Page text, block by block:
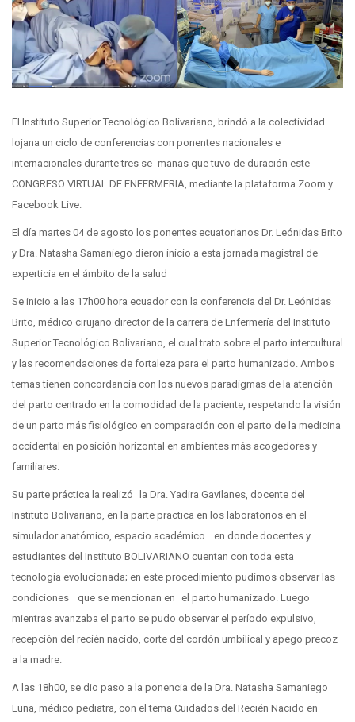
El Instituto Superior Tecnológico Bolivariano, brindó a la colectividad
lojana un ciclo de conferencias con ponentes nacionales e
internacionales durante tres se- manas que tuvo de duración este
CONGRESO VIRTUAL DE ENFERMERIA, mediante la plataforma Zoom y
Facebook Live.
El día martes 04 de agosto los ponentes ecuatorianos Dr. Leónidas Brito
y Dra. Natasha Samaniego dieron inicio a esta jornada magistral de
experticia en el ámbito de la salud
Se inicio a las 17h00 hora ecuador con la conferencia del Dr. Leónidas
Brito, médico cirujano director de la carrera de Enfermería del Instituto
Superior Tecnológico Bolivariano, el cual trato sobre el parto intercultural
y las recomendaciones de fortaleza para el parto humanizado. Ambos
temas tienen concordancia con los nuevos paradigmas de la atención
del parto centrado en la comodidad de la paciente, respetando la visión
de un parto más fisiológico en comparación con el parto de la medicina
occidental en posición horizontal en ambientes más acogedores y
familiares.
Su parte práctica la realizó la Dra. Yadira Gavilanes, docente del
Instituto Bolivariano, en la parte practica en los laboratorios en el
simulador anatómico, espacio académico en donde docentes y
estudiantes del Instituto BOLIVARIANO cuentan con toda esta
tecnología evolucionada; en este procedimiento pudimos observar las
condiciones que se mencionan en el parto humanizado. Luego
mientras avanzaba el parto se pudo observar el período expulsivo,
recepción del recién nacido, corte del cordón umbilical y apego precoz
a la madre.
A las 18h00, se dio paso a la ponencia de la Dra. Natasha Samaniego
Luna, médico pediatra, con el tema Cuidados del Recién Nacido en